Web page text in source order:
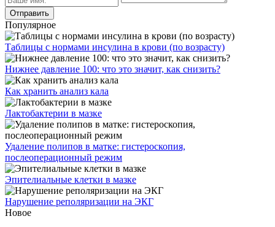
Популярное
Таблицы с нормами инсулина в крови (по возрасту)
Нижнее давление 100: что это значит, как снизить?
Как хранить анализ кала
Лактобактерии в мазке
Удаление полипов в матке: гистероскопия,
послеоперационный режим
Эпителиальные клетки в мазке
Нарушение реполяризации на ЭКГ
Новое